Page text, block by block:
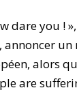
dare you !
annoncer
alors
are